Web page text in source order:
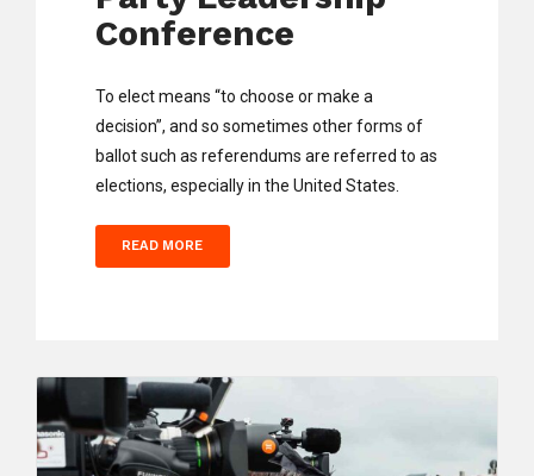
Conference
To elect means “to choose or make a
decision”, and so sometimes other forms of
ballot such as referendums are referred to as
elections, especially in the United States.
READ MORE